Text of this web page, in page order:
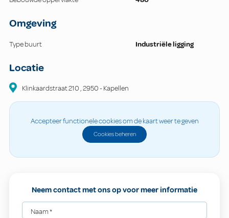
Omgeving
Type buurt Industriële ligging
Locatie
Klinkaardstraat210 ,2950-Kapellen
Accepteer functionele cookies om de kaart weer te geven
Cookies beheren
Neem contact met ons op voor meer informatie
Naam*